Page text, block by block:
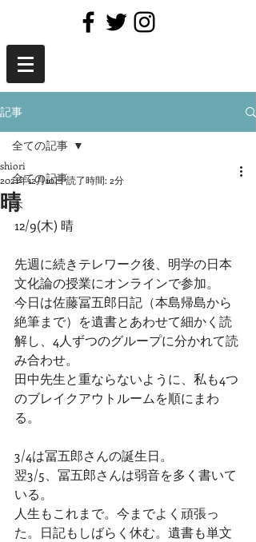
記事
全ての記事
本
全ての記事
晴
shiori
2021年12月10日読了時間: 2分
12/9(木) 晴
先週に続きテレワーク後、明学の日本
文化論の授業にオンラインで参加。
今日は佐藤冨五郎日記（本島帰島から
絶筆まで）を遺書とあわせて細かく読
解し、4人ずつのグループに分かれて読
み合わせ。
田中先生と重ならないように、私も4つ
のブレイクアウトルームを順にまわ
る。
3/4は冨五郎さんの誕生日。
翌3/5、冨五郎さんは弱音を多く書いて
いる。
人生もこれまで。今までよく頑張っ
た。日記もしばらく休む。遺書も単文